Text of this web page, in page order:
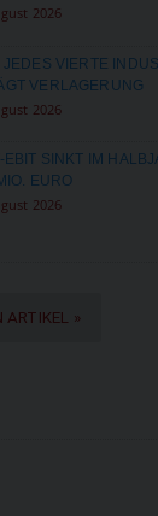
2026
JEDES VIERTE
VERLAGERUNG
2026
EBIT SINKT IM
EURO
2026
ARTIKEL »